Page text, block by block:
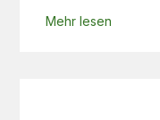
Mehr lesen